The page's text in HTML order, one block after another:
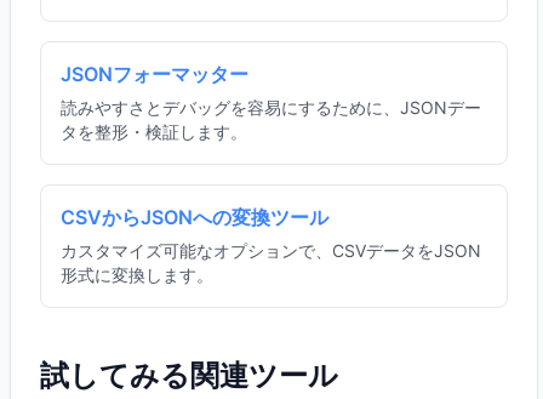
JSONフォーマッター
読みやすさとデバッグを容易にするために、JSONデー
タを整形・検証します。
CSVからJSONへの変換ツール
カスタマイズ可能なオプションで、CSVデータをJSON
形式に変換します。
試してみる関連ツール